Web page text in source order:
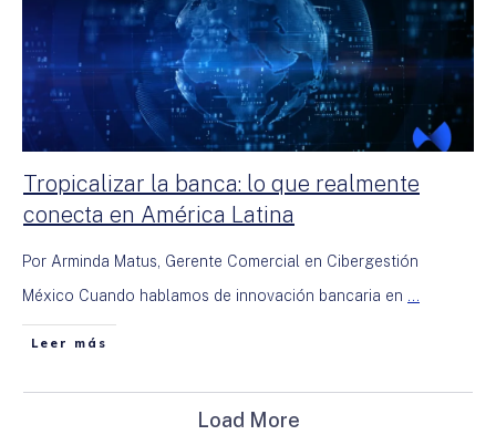
Tropicalizar la banca: lo que realmente
conecta en América Latina
Por Arminda Matus, Gerente Comercial en Cibergestión
México Cuando hablamos de innovación bancaria en ...
Leer más
Load More